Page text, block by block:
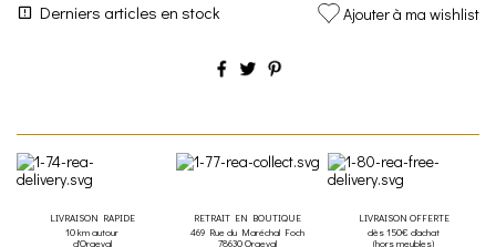
Derniers articles en stock Ajouter à ma wishlist
LIVRAISON RAPIDE
10 km autour
d'Orgeval
RETRAIT EN BOUTIQUE
469 Rue du Maréchal Foch
78630 Orgeval
LIVRAISON OFFERTE
dès 150€ d'achat
(hors meubles)